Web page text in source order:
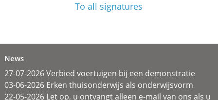
To all signatures
News
27-07-2026 Verbied voertuigen bij een demonstratie
03-06-2026 Erken thuisonderwijs als onderwijsvorm
22-05-2026 Let op, u ontvangt alleen e-mail van ons als u